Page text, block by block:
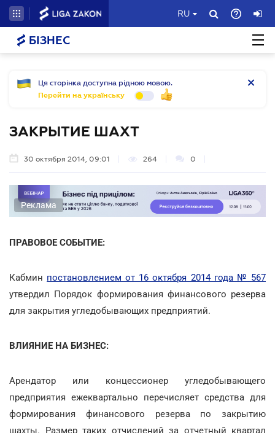
RU
БІЗНЕС
Ця сторінка доступна рідною мовою.
Перейти на українську
ЗАКРЫТИЕ ШАХТ
30 октября 2014, 09:01 264 0
Реклама
ПРАВОВОЕ СОБЫТИЕ:
Кабмин постановлением от 16 октября 2014 года № 567
утвердил Порядок формирования финансового резерва
для закрытия угледобывающих предприятий.
ВЛИЯНИЕ НА БИЗНЕС:
Арендатор или концессионер угледобывающего
предприятия ежеквартально перечисляет средства для
формирования финансового резерва по закрытию
шахты. Размер таких отчислений за отчетный квартал